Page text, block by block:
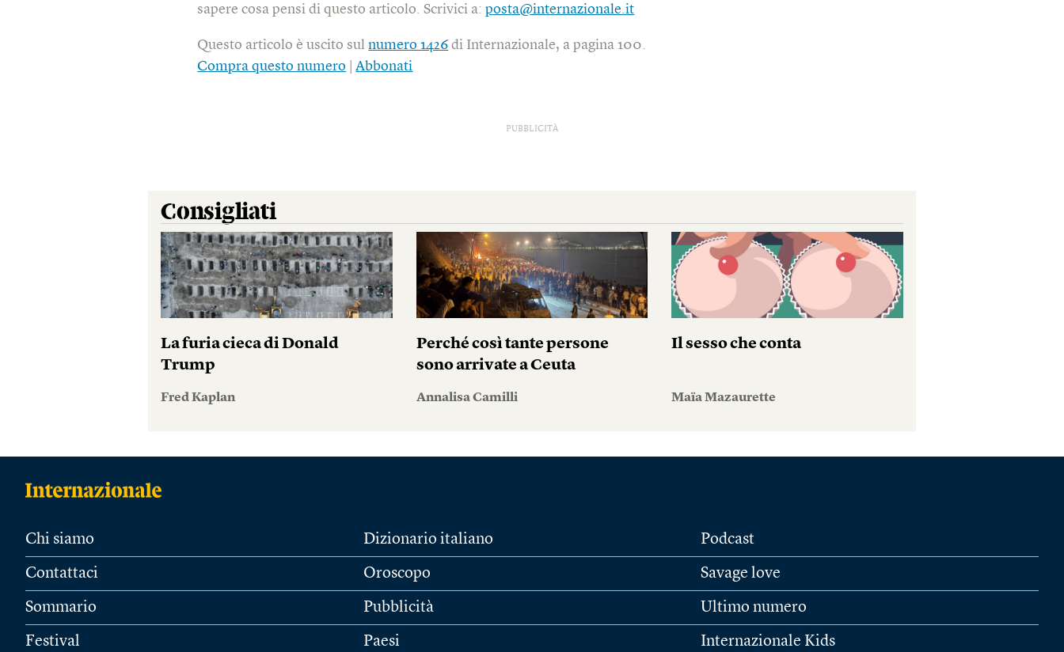
sapere cosa pensi di questo articolo. Scrivici a:posta@internazionale.it
Questo articolo è uscito sulnumero 1426 di Internazionale, a pagina 100.
Compra questo numero |Abbonati
PUBBLICITÀ
Consigliati
La furia cieca di Donald
Trump
Fred Kaplan
Perché così tante persone
sono arrivate a Ceuta
Annalisa Camilli
Il sesso che conta
Maïa Mazaurette
Chi siamo
Contattaci
Sommario
Festival
Dizionario italiano
Oroscopo
Pubblicità
Paesi
Podcast
Savage love
Ultimo numero
Internazionale Kids